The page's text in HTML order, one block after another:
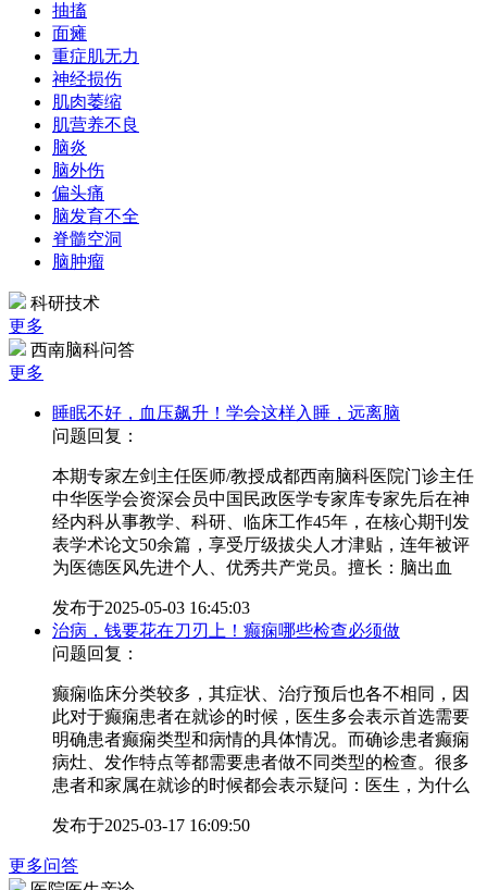
抽搐
面瘫
重症肌无力
神经损伤
肌肉萎缩
肌营养不良
脑炎
脑外伤
偏头痛
脑发育不全
脊髓空洞
脑肿瘤
科研技术
更多
西南脑科问答
更多
睡眠不好，血压飙升！学会这样入睡，远离脑
问题回复：
本期专家左剑主任医师/教授成都西南脑科医院门诊主任
中华医学会资深会员中国民政医学专家库专家先后在神
经内科从事教学、科研、临床工作45年，在核心期刊发
表学术论文50余篇，享受厅级拔尖人才津贴，连年被评
为医德医风先进个人、优秀共产党员。擅长：脑出血
发布于2025-05-03 16:45:03
治病，钱要花在刀刃上！癫痫哪些检查必须做
问题回复：
癫痫临床分类较多，其症状、治疗预后也各不相同，因
此对于癫痫患者在就诊的时候，医生多会表示首选需要
明确患者癫痫类型和病情的具体情况。而确诊患者癫痫
病灶、发作特点等都需要患者做不同类型的检查。很多
患者和家属在就诊的时候都会表示疑问：医生，为什么
发布于2025-03-17 16:09:50
更多问答